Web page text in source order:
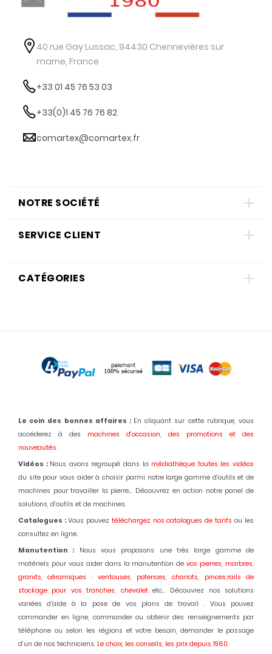
40 rue Gay Lussac, 94430 Chennevières sur
marne, France
+33 01 45 76 53 03
+33(0)1 45 76 76 82
comartex@comartex.fr
NOTRE SOCIÉTÉ
SERVICE CLIENT
CATÉGORIES
Le coin des bonnes affaires : En cliquant sur cette rubrique, vous
accéderez à des machines d'occasion, des promotions et des
nouveautés .
Vidéos : Nous avons regroupé dans la médiathèque toutes les vidéos
du site pour vous aider à choisir parmi notre large gamme d'outils et de
machines pour travailler la pierre... Découvrez en action notre panel de
solutions, d'outils et de machines.
Catalogues : Vous pouvez téléchargez nos catalogues de tarifs ou les
consultez en ligne.
Manutention : Nous vous proposons une très large gamme de
matériels pour vous aider dans la manutention devos pierres, marbres,
granits, céramiques : ventouses, potences, chariots, pinces,rails de
stockage pour vos tranches, chevalet etc... Découvrez nos solutions
variées d’aide à la pose de vos plans de travail . Vous pouvez
commander en ligne, commander ou obtenir des renseignements par
téléphone ou selon les régions et votre besoin, demander le passage
d'un de nos techniciens. Le choix, les conseils, les prix depuis 1980.